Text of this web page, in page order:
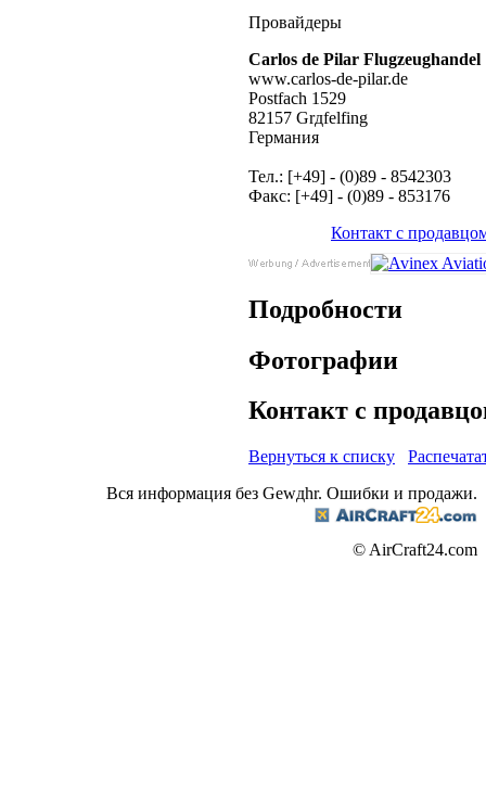
Провайдеры
Carlos de Pilar Flugzeughandel
www.carlos-de-pilar.de
Postfach 1529
82157 Grдfelfing
Германия
Тел.: [+49] - (0)89 - 8542303
Факс: [+49] - (0)89 - 853176
Контакт с
Подробности
Фотографии
Контакт с
Вернуться к списку
Вся информация без Gewдhr. Ошибки и продажи.
© AirCraft24.com